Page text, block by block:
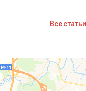
Все статьи